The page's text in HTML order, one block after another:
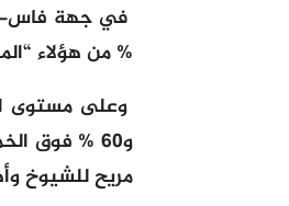
% من هؤلاء
و60 %
مريح للشيوخ